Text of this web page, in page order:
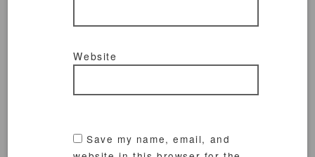
Website
Save my name, email, and